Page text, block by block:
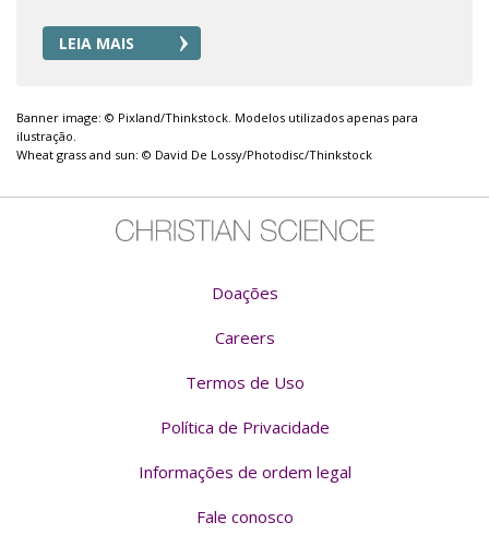
LEIA MAIS
Banner image: © Pixland/Thinkstock. Modelos utilizados apenas para
ilustração.
Wheat grass and sun: © David De Lossy/Photodisc/Thinkstock
Doações
Careers
Termos de Uso
Política de Privacidade
Informações de ordem legal
Fale conosco